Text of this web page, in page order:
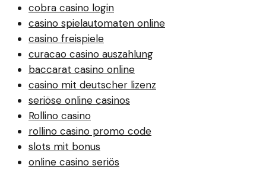
cobra casino login
casino spielautomaten online
casino freispiele
curacao casino auszahlung
baccarat casino online
casino mit deutscher lizenz
seriöse online casinos
Rollino casino
rollino casino promo code
slots mit bonus
online casino seriös